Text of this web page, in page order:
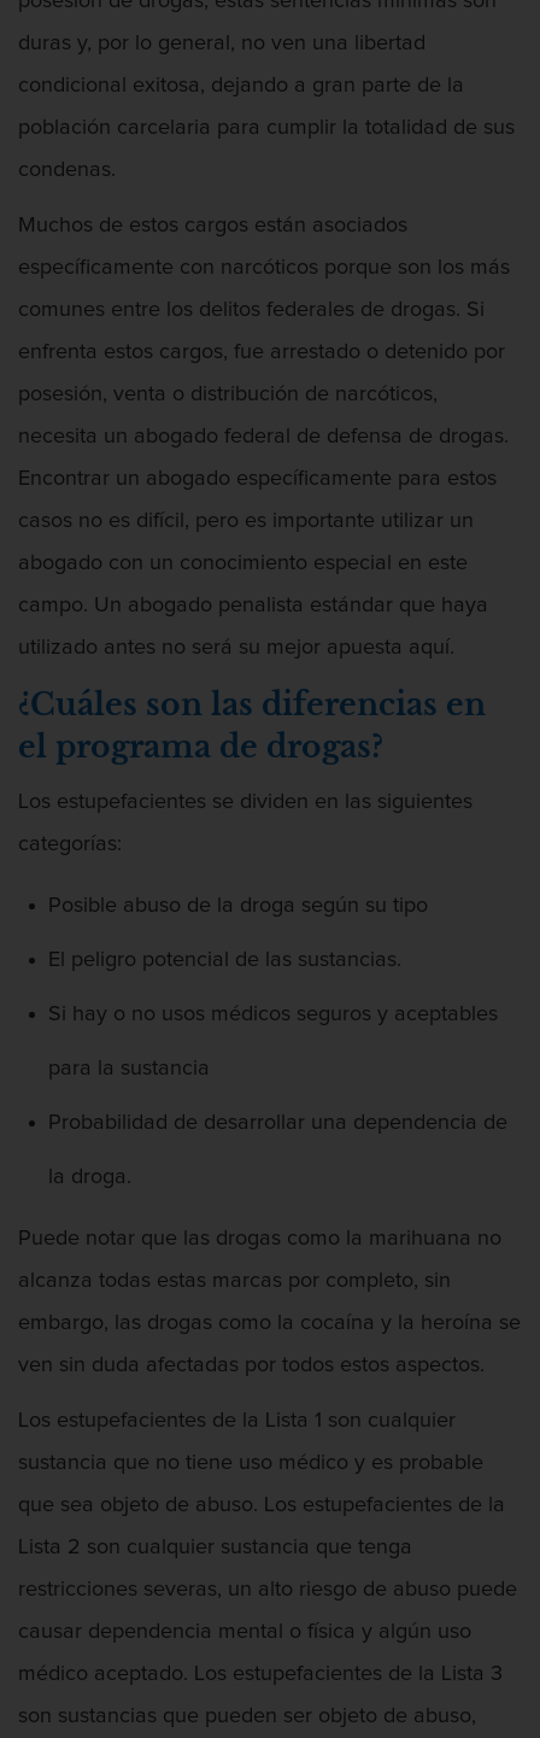
Presentación de Documentos Falsos
Delitos De Drogas
Leyes sobre Marihuana en California
Proposición 36
Programa de Desviación Previo al
Posesión de Marihuana para la Venta
Posesión de Metanfetamina
Posesión de una sustancia controlada
para la venta
Transporte de una sustancia
controlada para la venta
Delitos Federales de Drogas
Delitos de Fraude
Trabajadores
Fraude a programas de asistencia
pública
Fraude con Cheques
Delitos de Hurto
Hurto en tiendas
Hurto mayor de auto
Hurto Menor
Robo
Robo o allanamiento de morada
Recepción de Propiedad Robada
duras y, por lo general, no ven una libertad
condicional exitosa, dejando a gran parte de la
población carcelaria para cumplir la totalidad de sus
condenas.
Muchos de estos cargos están asociados
específicamente con narcóticos porque son los más
comunes entre los delitos federales de drogas. Si
enfrenta estos cargos, fue arrestado o detenido por
posesión, venta o distribución de narcóticos,
necesita un abogado federal de defensa de drogas.
Encontrar un abogado específicamente para estos
casos no es difícil, pero es importante utilizar un
abogado con un conocimiento especial en este
campo. Un abogado penalista estándar que haya
utilizado antes no será su mejor apuesta aquí.
¿Cuáles son las diferencias en
el programa de drogas?
Los estupefacientes se dividen en las siguientes
categorías:
Posible abuso de la droga según su tipo
El peligro potencial de las sustancias.
Si hay o no usos médicos seguros y aceptables
para la sustancia
Probabilidad de desarrollar una dependencia de
la droga.
Puede notar que las drogas como la marihuana no
alcanza todas estas marcas por completo, sin
embargo, las drogas como la cocaína y la heroína se
ven sin duda afectadas por todos estos aspectos.
Los estupefacientes de la Lista 1 son cualquier
sustancia que no tiene uso médico y es probable
que sea objeto de abuso. Los estupefacientes de la
Lista 2 son cualquier sustancia que tenga
restricciones severas, un alto riesgo de abuso puede
causar dependencia mental o física y algún uso
médico aceptado. Los estupefacientes de la Lista 3
son sustancias que pueden ser objeto de abuso,